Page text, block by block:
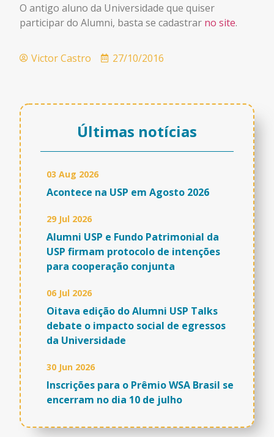
O antigo aluno da Universidade que quiser
participar do Alumni, basta se cadastrar no site.
Victor Castro 27/10/2016
Últimas notícias
03 Aug 2026
Acontece na USP em Agosto 2026
29 Jul 2026
Alumni USP e Fundo Patrimonial da
USP firmam protocolo de intenções
para cooperação conjunta
06 Jul 2026
Oitava edição do Alumni USP Talks
debate o impacto social de egressos
da Universidade
30 Jun 2026
Inscrições para o Prêmio WSA Brasil se
encerram no dia 10 de julho